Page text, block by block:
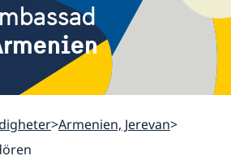
Armenien, Jerevan